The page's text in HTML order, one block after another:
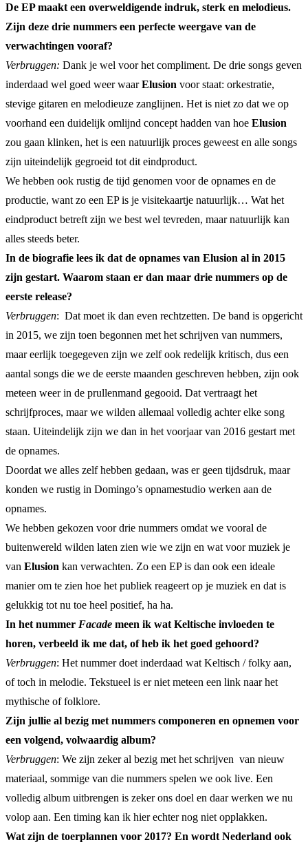
De EP maakt een overweldigende indruk, sterk en melodieus.
Zijn deze drie nummers een perfecte weergave van de
verwachtingen vooraf?
Verbruggen: Dank je wel voor het compliment. De drie songs geven
inderdaad wel goed weer waarElusion voor staat: orkestratie,
stevige gitaren en melodieuze zanglijnen. Het is niet zo dat we op
voorhand een duidelijk omlijnd concept hadden van hoe Elusion
zou gaan klinken, het is een natuurlijk proces geweest en alle songs
zijn uiteindelijk gegroeid tot dit eindproduct.
We hebben ook rustig de tijd genomen voor de opnames en de
productie, want zo een EP is je visitekaartje natuurlijk… Wat het
eindproduct betreft zijn we best wel tevreden, maar natuurlijk kan
alles steeds beter.
In de biografie lees ik dat de opnames van Elusion al in 2015
zijn gestart. Waarom staan er dan maar drie nummers op de
eerste release?
Verbruggen: Dat moet ik dan even rechtzetten. De band is opgericht
in 2015, we zijn toen begonnen met het schrijven van nummers,
maar eerlijk toegegeven zijn we zelf ook redelijk kritisch, dus een
aantal songs die we de eerste maanden geschreven hebben, zijn ook
meteen weer in de prullenmand gegooid. Dat vertraagt het
schrijfproces, maar we wilden allemaal volledig achter elke song
staan. Uiteindelijk zijn we dan in het voorjaar van 2016 gestart met
de opnames.
Doordat we alles zelf hebben gedaan, was er geen tijdsdruk, maar
konden we rustig in Domingo’s opnamestudio werken aan de
opnames.
We hebben gekozen voor drie nummers omdat we vooral de
buitenwereld wilden laten zien wie we zijn en wat voor muziek je
van Elusion kan verwachten. Zo een EP is dan ook een ideale
manier om te zien hoe het publiek reageert op je muziek en dat is
gelukkig tot nu toe heel positief, ha ha.
In het nummer Facade meen ik wat Keltische invloeden te
horen, verbeeld ik me dat, of heb ik het goed gehoord?
Verbruggen: Het nummer doet inderdaad wat Keltisch / folky aan,
of toch in melodie. Tekstueel is er niet meteen een link naar het
mythische of folklore.
Zijn jullie al bezig met nummers componeren en opnemen voor
een volgend, volwaardig album?
Verbruggen: We zijn zeker al bezig met het schrijven van nieuw
materiaal, sommige van die nummers spelen we ook live. Een
volledig album uitbrengen is zeker ons doel en daar werken we nu
volop aan. Een timing kan ik hier echter nog niet opplakken.
Wat zijn de toerplannen voor 2017? En wordt Nederland ook